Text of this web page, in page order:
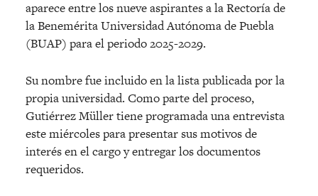
aparece entre los nueve aspirantes a la Rectoría de
la Benemérita Universidad Autónoma de Puebla
(BUAP) para el periodo 2025-2029.
Su nombre fue incluido en la lista publicada por la
propia universidad. Como parte del proceso,
Gutiérrez Müller tiene programada una entrevista
este miércoles para presentar sus motivos de
interés en el cargo y entregar los documentos
requeridos.